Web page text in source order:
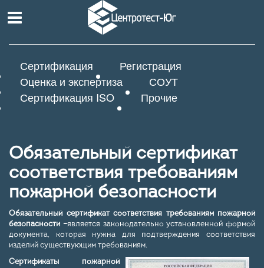
Сертификация
Регистрация
Оценка и экспертиза
СОУТ
Сертификация ISO
Прочие
Обязательный сертификат
соответствия требованиям
пожарной безопасности
Обязательный сертификат соответствия требованиям пожарной
безопасности –является законодательно установленной формой
документа, которая нужна для подтверждения соответствия
изделий существующим требованиям.
Сертификаты пожарной